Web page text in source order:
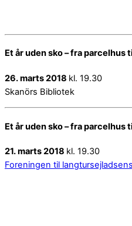
Et år uden sko – fra parcelhus
26. marts 2018 kl. 19.30
Skanörs Bibliotek
Et år uden sko – fra parcelhus
21. marts 2018 kl. 19.30
Foreningen til